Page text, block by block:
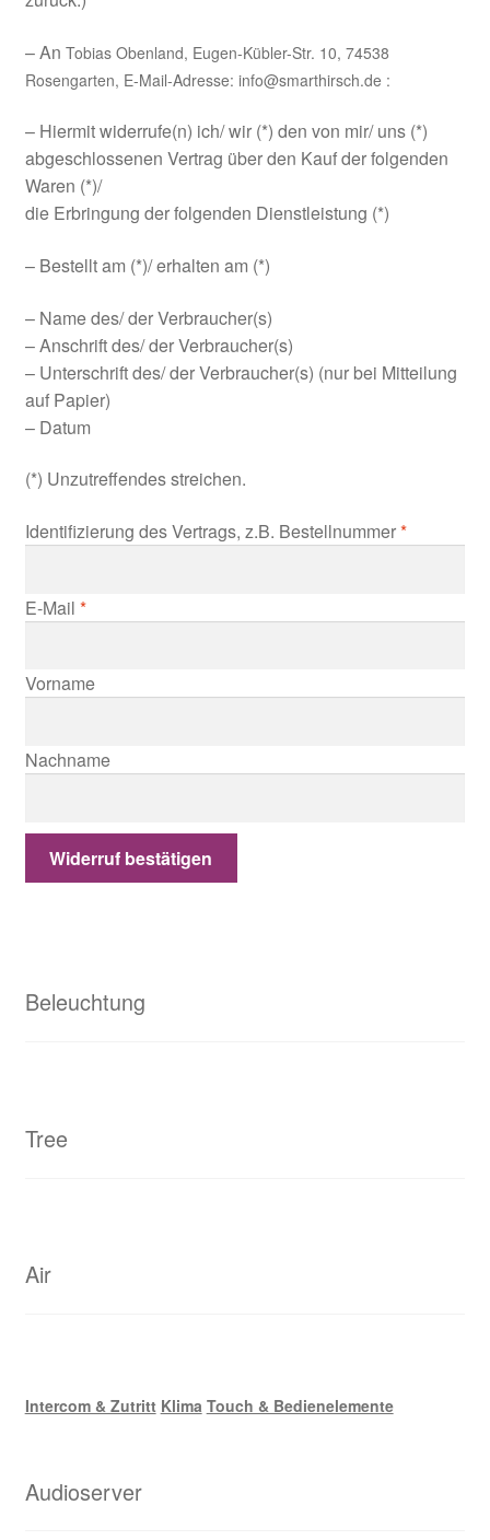
– An Tobias Obenland, Eugen-Kübler-Str. 10, 74538
Rosengarten, E-Mail-Adresse: info@smarthirsch.de :
– Hiermit widerrufe(n) ich/ wir (*) den von mir/ uns (*)
abgeschlossenen Vertrag über den Kauf der folgenden
Waren (*)/
die Erbringung der folgenden Dienstleistung (*)
– Bestellt am (*)/ erhalten am (*)
– Name des/ der Verbraucher(s)
– Anschrift des/ der Verbraucher(s)
– Unterschrift des/ der Verbraucher(s) (nur bei Mitteilung
auf Papier)
– Datum
(*) Unzutreffendes streichen.
Identifizierung des Vertrags, z.B. Bestellnummer*
E-Mail *
E
a
r
n
Vorname
Nachname
Widerruf bestätigen
Beleuchtung
Tree
Air
Intercom & Zutritt Klima Touch & Bedienelemente
Audioserver